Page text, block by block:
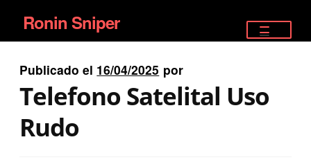
Ir
a
la
navegación
Ir
al
contenido
Ronin Sniper
EQUIPAMIENTO ÉLITE
PISTOLAS
Publicado el 16/04/2025 por
Telefono Satelital Uso
Rudo